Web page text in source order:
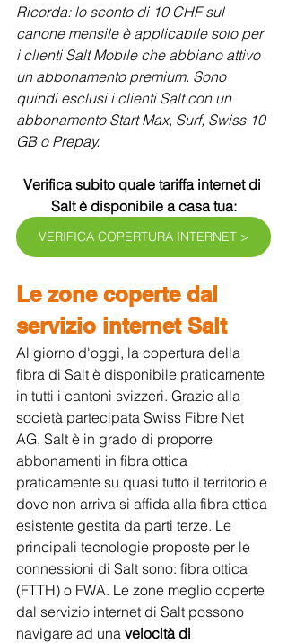
Ricorda: lo sconto di 10 CHF sul
canone mensile è applicabile solo per
i clienti Salt Mobile che abbiano attivo
un abbonamento premium. Sono
quindi esclusi i clienti Salt con un
abbonamento Start Max, Surf, Swiss 10
GB o Prepay.
Verifica subito quale tariffa internet di
Salt è disponibile a casa tua:
VERIFICA COPERTURA INTERNET >
Le zone coperte dal
servizio internet Salt
Al giorno d'oggi, la copertura della
fibra di Salt è disponibile praticamente
in tutti i cantoni svizzeri. Grazie alla
società partecipata Swiss Fibre Net
AG, Salt è in grado di proporre
abbonamenti in fibra ottica
praticamente su quasi tutto il territorio e
dove non arriva si affida alla fibra ottica
esistente gestita da parti terze. Le
principali tecnologie proposte per le
connessioni di Salt sono: fibra ottica
(FTTH) o FWA. Le zone meglio coperte
dal servizio internet di Salt possono
navigare ad una velocità di